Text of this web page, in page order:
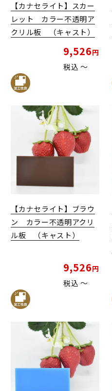
【カナセライト】スカー
レット カラー不透明ア
クリル板 （キャスト）
9,526
税込 〜
【カナセライト】ブラウ
ン カラー不透明アクリ
ル板 （キャスト）
9,526
税込 〜